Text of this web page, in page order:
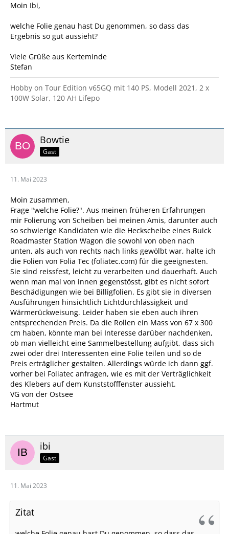
Moin Ibi,
welche Folie genau hast Du genommen, so dass das
Ergebnis so gut aussieht?
Viele Grüße aus Kerteminde
Stefan
Hobby on Tour Edition v65GQ mit 140 PS, Modell 2021, 2 x
100W Solar, 120 AH Lifepo
Bowtie
Gast
11. Mai 2023
Moin zusammen,
Frage "welche Folie?". Aus meinen früheren Erfahrungen
mir Folierung von Scheiben bei meinen Amis, darunter auch
so schwierige Kandidaten wie die Heckscheibe eines Buick
Roadmaster Station Wagon die sowohl von oben nach
unten, als auch von rechts nach links gewölbt war, halte ich
die Folien von Folia Tec (foliatec.com) für die geeignesten.
Sie sind reissfest, leicht zu verarbeiten und dauerhaft. Auch
wenn man mal von innen gegenstösst, gibt es nicht sofort
Beschädigungen wie bei Billigfolien. Es gibt sie in diversen
Ausführungen hinsichtlich Lichtdurchlässigkeit und
Wärmerückweisung. Leider haben sie eben auch ihren
entsprechenden Preis. Da die Rollen ein Mass von 67 x 300
cm haben, könnte man bei Interesse darüber nachdenken,
ob man vielleicht eine Sammelbestellung aufgibt, dass sich
zwei oder drei Interessenten eine Folie teilen und so de
Preis erträglicher gestalten. Allerdings würde ich dann ggf.
vorher bei Foliatec anfragen, wie es mit der Verträglichkeit
des Klebers auf dem Kunststofffenster aussieht.
VG von der Ostsee
Hartmut
ibi
Gast
11. Mai 2023
Zitat